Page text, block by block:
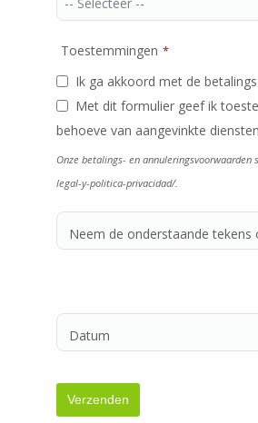
Toestemmingen *
Ik ga akkoord met de
Met dit formulier geef ik
behoeve van aangevinkte
Onze betalings- en
legal-y-politica-privacidad/.
Neem de onderstaande tekens
Datum
Verzenden